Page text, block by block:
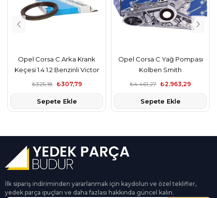
Opel Corsa C Arka Krank
Keçesi 1.4 1.2 Benzinli Victor
Reinz,
₺307,79
₺325,18
Sepete Ekle
Opel Corsa C Yağ Pompası
Kolben Smith
₺2.963,29
₺4.461,27
Sepete Ekle
İlk sipariş indiriminden yararlanmak için kaydolun ve özel teklifler,
yedek parça ipuçları ve daha fazlası hakkında güncel kalın.